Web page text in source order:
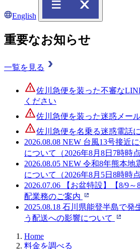
English
重要なお知らせ
一覧を見る
佐川急便を装った不審な
ください
佐川急便を装った迷惑メー
佐川急便を名乗る迷惑電話
2026.08.08 NEW 台風13号接近
について（2026年8月8日7時時点
2026.08.05 NEW 令和8年熊本地
について（2026年8月5日8時時点
2026.07.06
【お盆特設】【8/9
配業務のご案内
2025.08.18 石川県能登半島で発
う配送への影響について
Home
料金を調べる